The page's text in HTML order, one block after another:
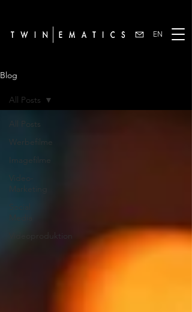
EN
Blog
All Posts
Werbefilme
Imagefilme
Video-
Marketing
Media
Videoproduktion
All Posts